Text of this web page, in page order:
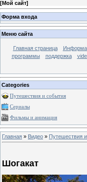
[Мой сайт]
Форма входа
Меню сайта
Главная страница
программы
поддержка
Categories
Путешествия и события
Сериалы
Фильмы и анимация
Главная » Видео » Путешествия
Шогакат